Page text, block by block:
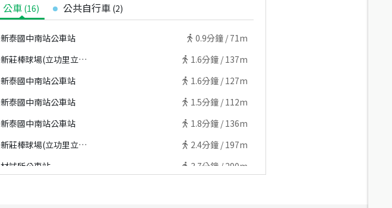
公車 (16) 公共自行車 (2)
新泰國中南站公車站 0.9分鐘 / 71m
新莊棒球場(立功里立德里)公車站 1.6分鐘 / 137m
新泰國中南站公車站 1.6分鐘 / 127m
新泰國中南站公車站 1.5分鐘 / 112m
新泰國中南站公車站 1.8分鐘 / 136m
新莊棒球場(立功里立德里)公車站 2.4分鐘 / 197m
材試所公車站 3.7分鐘 / 290m